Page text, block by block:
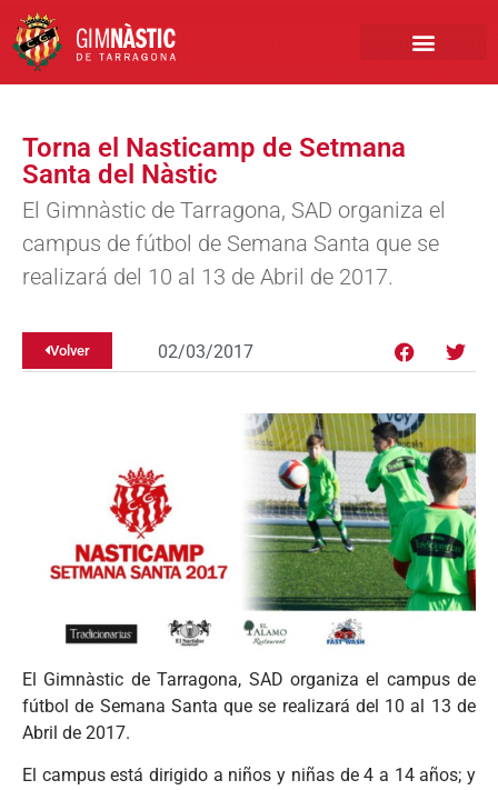
Torna el Nasticamp de Setmana
Santa del Nàstic
El Gimnàstic de Tarragona, SAD organiza el
campus de fútbol de Semana Santa que se
realizará del 10 al 13 de Abril de 2017.
Volver 02/03/2017
El Gimnàstic de Tarragona, SAD organiza el campus de
fútbol de Semana Santa que se realizará del 10 al 13 de
Abril de 2017.
El campus está dirigido a niños y niñas de 4 a 14 años; y